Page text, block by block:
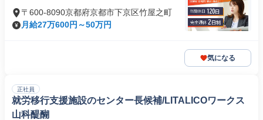
〒600-8090京都府京都市下京区竹屋之町
月給27万600円～50万円
気になる
正社員
就労移行支援施設のセンター長候補/LITALICOワークス
山科醍醐